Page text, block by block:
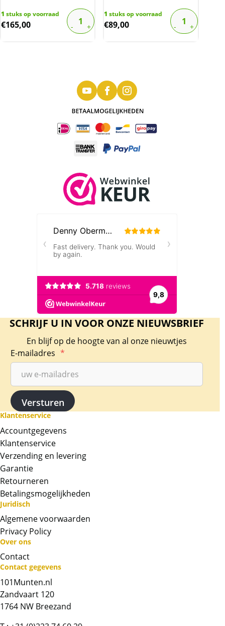
1 stuks op voorraad
€165,00
1 stuks op voorraad
€89,00
Chat met ons
SCHRIJF U IN VOOR ONZE NIEUWSBRIEF
En blijf op de hoogte van al onze nieuwtjes
E-mailadres *
Klantenservice
Accountgegevens
Klantenservice
Verzending en levering
Garantie
Retourneren
Betalingsmogelijkheden
Juridisch
Algemene voorwaarden
Privacy Policy
Over ons
Contact
Contact gegevens
101Munten.nl
Zandvaart 120
1764 NW Breezand